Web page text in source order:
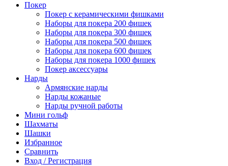
Покер
Покер с керамическими фишками
Наборы для покера 200 фишек
Наборы для покера 300 фишек
Наборы для покера 500 фишек
Наборы для покера 600 фишек
Наборы для покера 1000 фишек
Покер аксессуары
Нарды
Армянские нарды
Нарды кожаные
Нарды ручной работы
Мини гольф
Шахматы
Шашки
Избранное
Сравнить
Вход / Регистрация